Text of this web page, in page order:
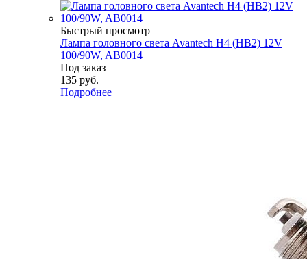
Быстрый просмотр
Лампа головного света Avantech H4 (HB2) 12V
100/90W, AB0014
Под заказ
135 руб.
Подробнее